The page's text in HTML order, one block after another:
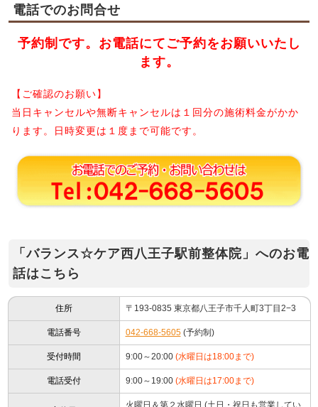
電話でのお問合せ
予約制です。お電話にてご予約をお願いいたし
ます。
【ご確認のお願い】
当日キャンセルや無断キャンセルは１回分の施術料金がかか
ります。日時変更は１度まで可能です。
「バランス☆ケア西八王子駅前整体院」へのお電
話はこちら
住所 〒193-0835 東京都八王子市千人町3丁目2−3
電話番号 042-668-5605(予約制)
受付時間 9:00～20:00 (水曜日は18:00まで)
電話受付 9:00～19:00 (水曜日は17:00まで)
火曜日＆第２水曜日 (土日・祝日も営業してい